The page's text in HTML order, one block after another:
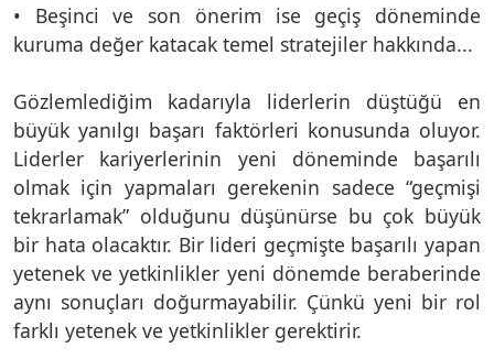
• Beşinci ve son önerim ise geçiş döneminde
kuruma değer katacak temel stratejiler hakkında...
Gözlemlediğim kadarıyla liderlerin düştüğü en
büyük yanılgı başarı faktörleri konusunda oluyor.
Liderler kariyerlerinin yeni döneminde başarılı
olmak için yapmaları gerekenin sadece “geçmişi
tekrarlamak” olduğunu düşünürse bu çok büyük
bir hata olacaktır. Bir lideri geçmişte başarılı yapan
yetenek ve yetkinlikler yeni dönemde beraberinde
aynı sonuçları doğurmayabilir. Çünkü yeni bir rol
farklı yetenek ve yetkinlikler gerektirir.